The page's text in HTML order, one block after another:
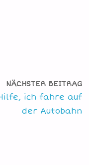
NÄCHSTER BEITRAG
ich fahre auf
der Autobahn